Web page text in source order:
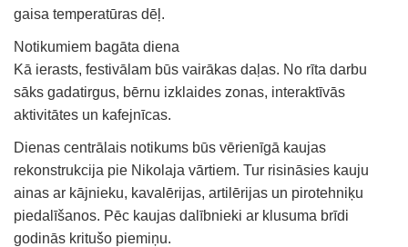
gaisa temperatūras dēļ.
Notikumiem bagāta diena
Kā ierasts, festivālam būs vairākas daļas. No rīta darbu
sāks gadatirgus, bērnu izklaides zonas, interaktīvās
aktivitātes un kafejnīcas.
Dienas centrālais notikums būs vērienīgā kaujas
rekonstrukcija pie Nikolaja vārtiem. Tur risināsies kauju
ainas ar kājnieku, kavalērijas, artilērijas un pirotehniķu
piedalīšanos. Pēc kaujas dalībnieki ar klusuma brīdi
godinās kritušo piemiņu.